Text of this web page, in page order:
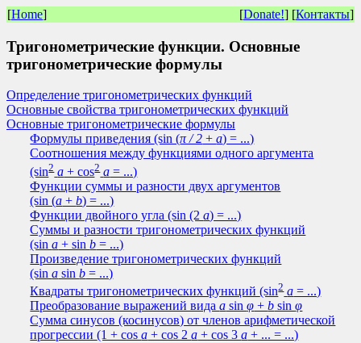
[Home] [Donate!] [Контакты]
Тригонометрические функции. Основные
тригонометрические формулы
Определение тригонометрических функций
Основные свойства тригонометрических функций
Основные тригонометрические формулы
Формулы приведения(sin (π / 2 +a) = ...)
Соотношения между функциями одного аргумента
(sin2 a + cos2 a = ...)
Функции суммы и разности двух аргументов
(sin (a +b) = ...)
Функции двойного угла(sin (2a) = ...)
Суммы и разности тригонометрических функций
(sina + sinb = ...)
Произведение тригонометрических функций
(sina sinb = ...)
Квадраты тригонометрических функций(sin2 a = ...)
Преобразование выражений видаa sinφ +b sinφ
Сумма синусов (косинусов) от членов арифметической
прогрессии(1 + cosa + cos 2a + cos 3a + ... = ...)